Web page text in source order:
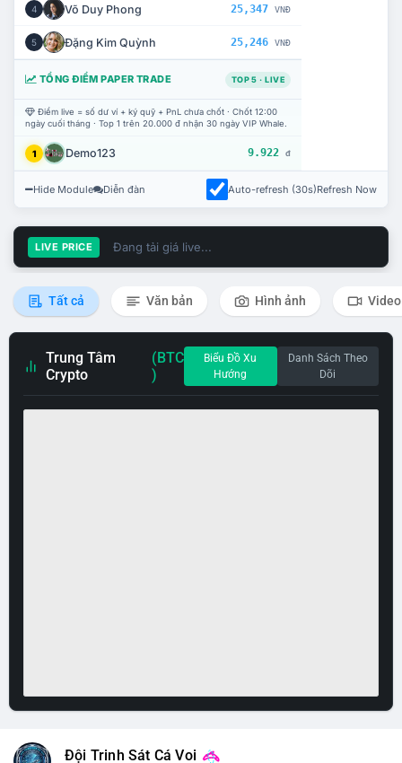
4 Võ Duy Phong 25,347 VNĐ
5 Đặng Kim Quỳnh 25,246 VNĐ
TỔNG ĐIỂM PAPER TRADE TOP 5 · LIVE
Điểm live = số dư ví + ký quỹ + PnL chưa chốt · Chốt 12:00
ngày cuối tháng · Top 1 trên 20.000 đ nhận 30 ngày VIP Whale.
1 Demo123 9.922 đ
Hide Module Diễn đàn Auto-refresh (30s)Refresh Now
LIVE PRICE Đang tải giá live...
Tất cả Văn bản Hình ảnh Video
Trung Tâm
Crypto
(BTC
)
Biểu Đồ Xu
Hướng
Danh Sách Theo
Dõi
Đội Trinh Sát Cá Voi